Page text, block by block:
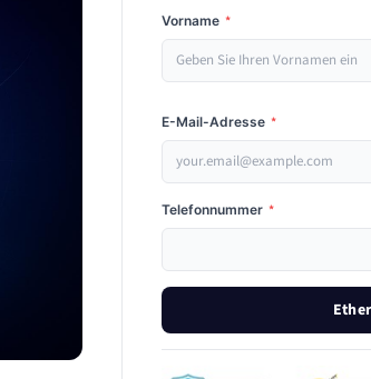
Vorname *
E-Mail-Adresse *
Telefonnummer *